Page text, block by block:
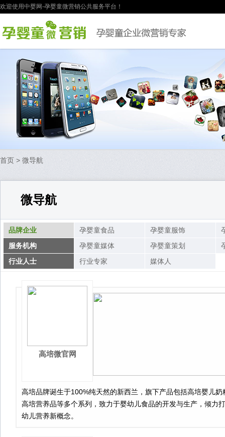
欢迎使用中婴网-孕婴童微营销公共服务平台！
首页 > 微导航
微导航
品牌企业 孕婴童食品 孕婴童服饰
服务机构
孕婴童媒体 孕婴童策划
行业人士
行业专家 媒体人
高培微官网
高培品牌诞生于100%纯天然的新西兰，旗下产品包括高培婴儿奶
高培营养品等多个系列，致力于婴幼儿食品的开发与生产，倾力
幼儿营养新概念。